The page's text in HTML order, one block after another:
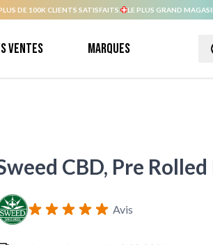
DE 100K CLIENTS SATISFAITS. LE PLUS GRAND
ventes Marques
CBD, Pre
Avis